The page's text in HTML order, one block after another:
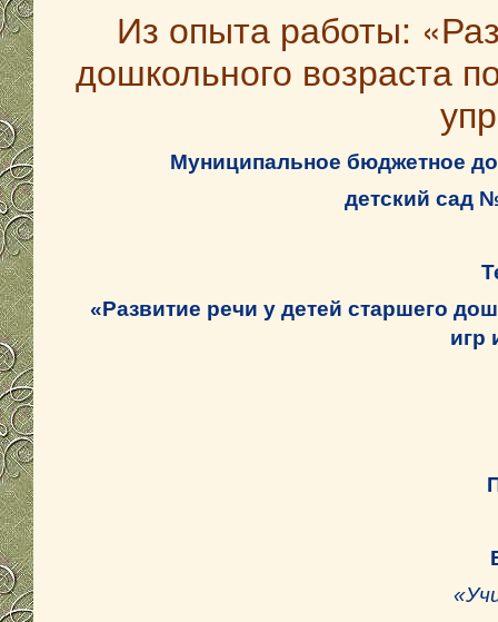
Из опыта работы:
дошкольного возраста
Муниципальное бюджетное
детский сад
«Развитие речи у детей старшего
игр